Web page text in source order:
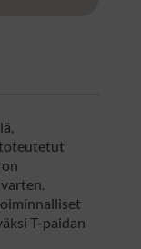
toteutetut
T-paidan